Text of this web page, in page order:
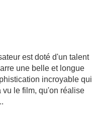
est doté d'un talent
une belle et longue
incroyable qui
vu le film, qu'on réalise